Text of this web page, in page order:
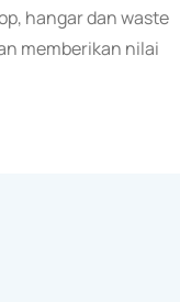
hangar dan waste
memberikan nilai